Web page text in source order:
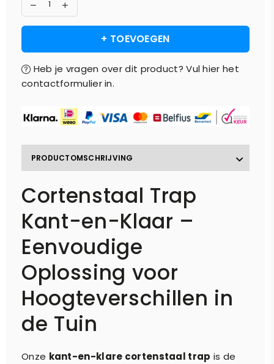
+ TOEVOEGEN
Heb je vragen over dit product? Vul hier het
contactformulier in.
PRODUCTOMSCHRIJVING
Cortenstaal Trap
Kant-en-Klaar –
Eenvoudige
Oplossing voor
Hoogteverschillen in
de Tuin
Onze kant-en-klare cortenstaal trap is de